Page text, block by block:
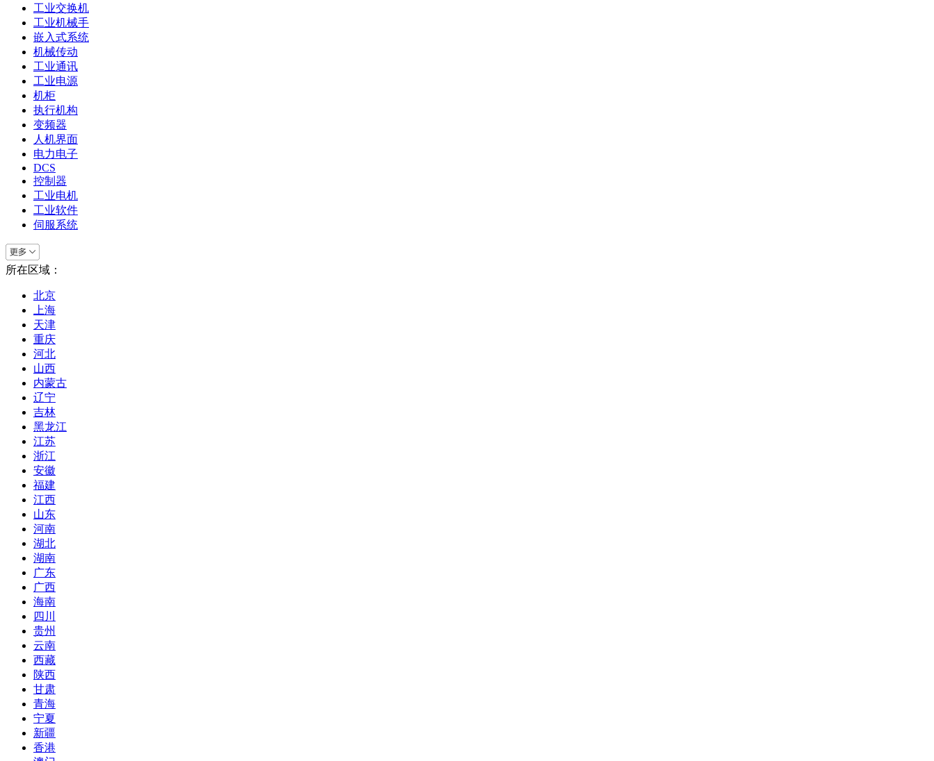
工业交换机
工业机械手
嵌入式系统
机械传动
工业通讯
工业电源
机柜
执行机构
变频器
人机界面
电力电子
DCS
控制器
工业电机
工业软件
伺服系统
所在区域：
北京
上海
天津
重庆
河北
山西
内蒙古
辽宁
吉林
黑龙江
江苏
浙江
安徽
福建
江西
山东
河南
湖北
湖南
广东
广西
海南
四川
贵州
云南
西藏
陕西
甘肃
青海
宁夏
新疆
香港